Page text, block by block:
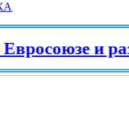
и разных